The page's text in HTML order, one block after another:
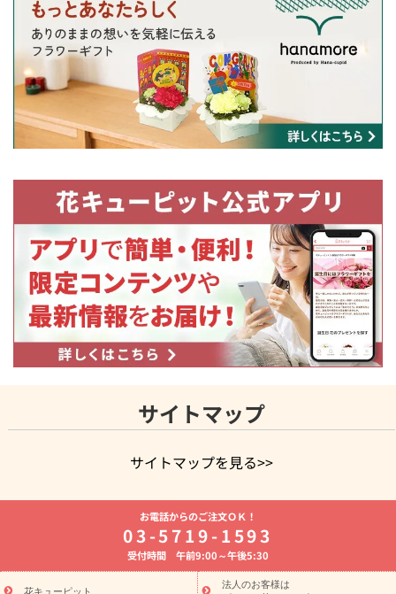
サイトマップ
サイトマップを見る>>
よく贈られる花
お祝いの花特集
誕生日フラワーギフト特集
8月の誕生花(トルコキキョウ)
開店・開業祝い
お供え・お悔やみ お供え・お悔やみの花
通夜・葬儀に贈る花 胡蝶蘭・花鉢
ーブドフラワー
季節のイベント
ひまわり ギフト・プレゼント
お電話からのご注文ＯＫ！
03-5719-1593
受付時間 午前9:00～午後5:30
花キューピット
法人のお客様は